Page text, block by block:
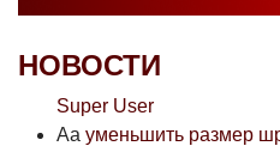
НОВОСТИ
Super User
Aa уменьшить размер